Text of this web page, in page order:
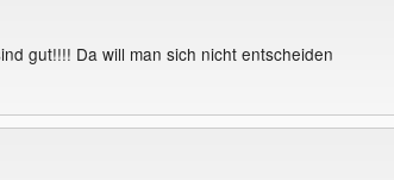
gut!!!! Da will man sich nicht entscheiden